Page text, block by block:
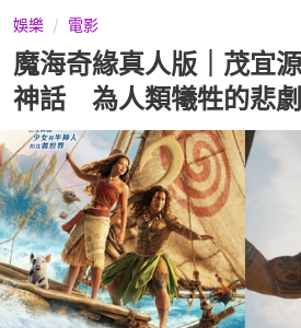
娛樂 電影
魔海奇緣真人版｜茂宜
神話 為人類犧牲的悲